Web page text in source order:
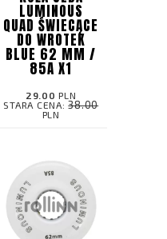
LUMINOUS
QUAD ŚWIECĄCE
DO WROTEK
BLUE 62 MM /
85A X1
29.00 PLN
STARA CENA:38.00
PLN